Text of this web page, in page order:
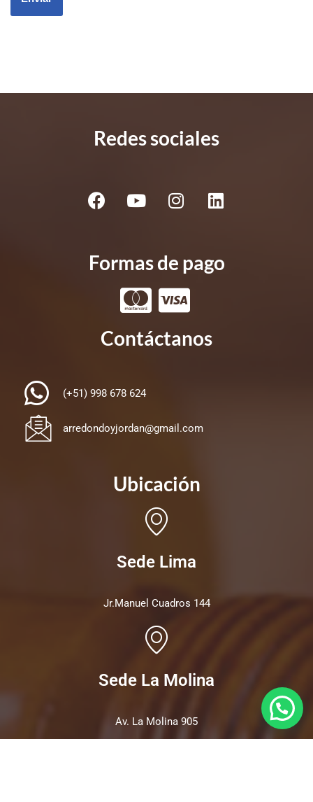
Redes sociales
Formas de pago
Contáctanos
(+51) 998 678 624
arredondoyjordan@gmail.com
Ubicación
Sede Lima
Jr.Manuel Cuadros 144
Sede La Molina
Av. La Molina 905